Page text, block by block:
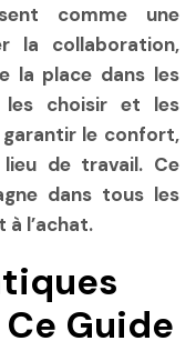
comme une
la collaboration,
la place dans les
les choisir et les
le confort,
lieu de travail. Ce
dans tous les
à l’achat.
Guide